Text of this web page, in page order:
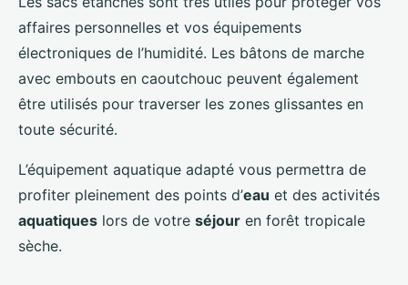
affaires personnelles et vos équipements
électroniques de l’humidité. Les bâtons de marche
avec embouts en caoutchouc peuvent également
être utilisés pour traverser les zones glissantes en
toute sécurité.
L’équipement aquatique adapté vous permettra de
profiter pleinement des points d’eau et des activités
aquatiques lors de votre séjour en forêt tropicale
sèche.